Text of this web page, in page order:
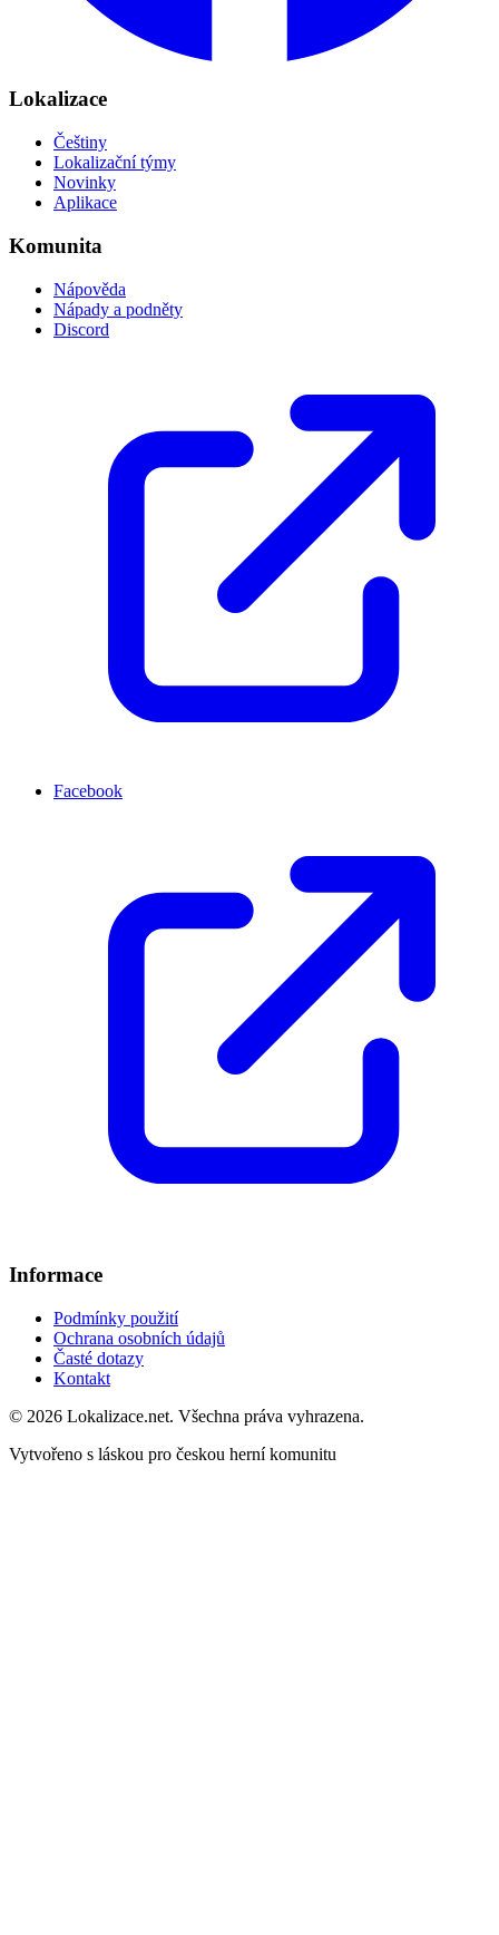
Lokalizace
Češtiny
Lokalizační týmy
Novinky
Aplikace
Komunita
Nápověda
Nápady a podněty
Discord
Facebook
Informace
Podmínky použití
Ochrana osobních údajů
Časté dotazy
Kontakt
© 2026 Lokalizace.net. Všechna práva vyhrazena.
Vytvořeno s láskou pro českou herní komunitu